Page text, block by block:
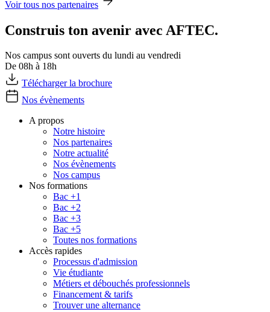
Voir tous nos partenaires
Construis ton avenir avec AFTEC.
Nos campus sont ouverts du lundi au vendredi
De 08h à 18h
Télécharger la brochure
Nos évènements
A propos
Notre histoire
Nos partenaires
Notre actualité
Nos évènements
Nos campus
Nos formations
Bac +1
Bac +2
Bac +3
Bac +5
Toutes nos formations
Accès rapides
Processus d'admission
Vie étudiante
Métiers et débouchés professionnels
Financement & tarifs
Trouver une alternance